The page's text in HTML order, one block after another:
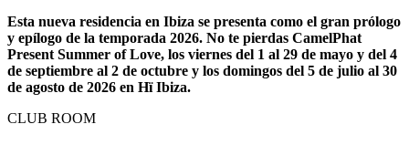
Esta nueva residencia en Ibiza se presenta como el gran prólogo
y epílogo de la temporada 2026. No te pierdas CamelPhat
Present Summer of Love, los viernes del 1 al 29 de mayo y del 4
de septiembre al 2 de octubre y los domingos del 5 de julio al 30
de agosto de 2026 en Hï Ibiza.
CLUB ROOM